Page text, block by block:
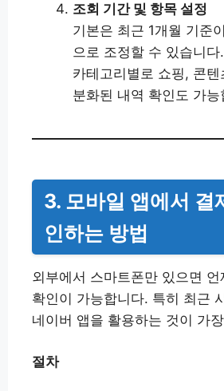
조회 기간 및 항목 설정
기본은 최근 1개월 기준
으로 조정할 수 있습니다.
카테고리별로 쇼핑, 콘텐
분화된 내역 확인도 가능
3. 모바일 앱에서 결
인하는 방법
외부에서 스마트폰만 있으면
확인이 가능합니다. 특히 최근
네이버 앱을 활용하는 것이 가
절차